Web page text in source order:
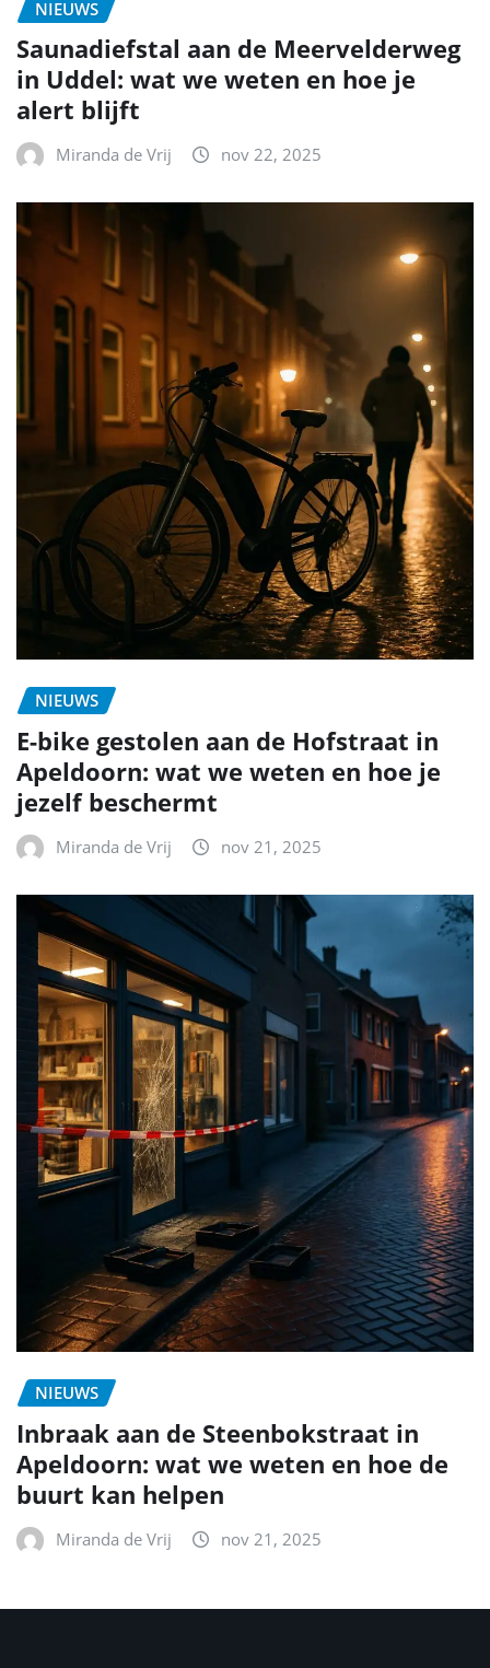
NIEUWS
Saunadiefstal aan de Meervelderweg
in Uddel: wat we weten en hoe je
alert blijft
Miranda de Vrij nov 22, 2025
NIEUWS
E-bike gestolen aan de Hofstraat in
Apeldoorn: wat we weten en hoe je
jezelf beschermt
Miranda de Vrij nov 21, 2025
NIEUWS
Inbraak aan de Steenbokstraat in
Apeldoorn: wat we weten en hoe de
buurt kan helpen
Miranda de Vrij nov 21, 2025